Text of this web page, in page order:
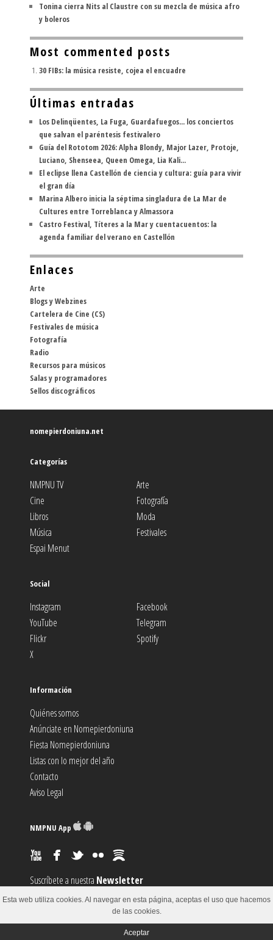
Tonina cierra Nits al Claustre con su mezcla de música afro
y boleros
Most commented posts
30 FIBs: la música resiste, cojea el encuadre
Últimas entradas
Los Delinqüentes, La Fuga, Guardafuegos... los conciertos
que salvan el paréntesis festivalero
Guía del Rototom 2026: Alpha Blondy, Major Lazer, Protoje,
Luciano, Shenseea, Queen Omega, Lia Kali...
El eclipse llena Castellón de ciencia y cultura: guía para vivir
el gran día
Marina Albero inicia la séptima singladura de La Mar de
Cultures entre Torreblanca y Almassora
Castro Festival, Títeres a la Mar y cuentacuentos: la
agenda familiar del verano en Castellón
Enlaces
Arte
Blogs y Webzines
Cartelera de Cine (CS)
Festivales de música
Fotografía
Radio
Recursos para músicos
Salas y programadores
Sellos discográficos
nomepierdoniuna.net
Categorías
NMPNU TV
Arte
Cine
Fotografía
Libros
Moda
Música
Festivales
Espai Menut
Social
Instagram
Facebook
YouTube
Telegram
Flickr
Spotify
X
Información
Quiénes somos
Anúnciate en Nomepierdoniuna
Fiesta Nomepierdoniuna
Listas con lo mejor del año
Contacto
Aviso Legal
NMPNU App
Suscríbete a nuestra Newsletter
Suscríbete al canalRSS
Esta web utiliza cookies. Al navegar en esta página, aceptas el uso que hacemos
de las cookies.
Aceptar